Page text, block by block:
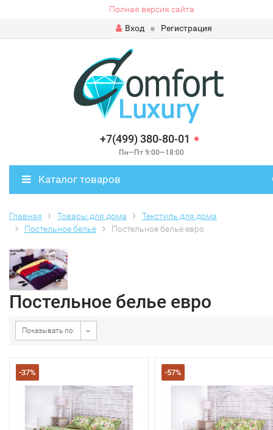
Полная версия сайта
Вход
Регистрация
+7(499) 380-80-01
Пн—Пт 9:00—18:00
Каталог товаров
Главная Товары для дома
Текстиль для дома
Постельное белье
Постельное белье евро
Постельное белье евро
Показывать по:
-37% -57%